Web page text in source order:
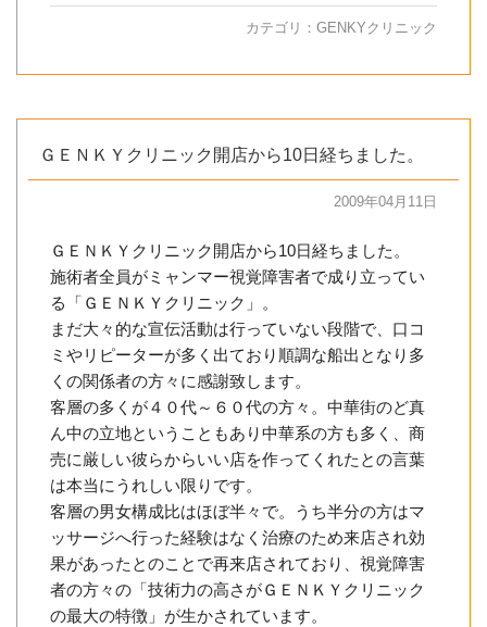
カテゴリ： GENKYクリニック
ＧＥＮＫＹクリニック開店から10日経ちました。
2009年04月11日
ＧＥＮＫＹクリニック開店から10日経ちました。
施術者全員がミャンマー視覚障害者で成り立ってい
る「ＧＥＮＫＹクリニック」。
まだ大々的な宣伝活動は行っていない段階で、口コ
ミやリピーターが多く出ており順調な船出となり多
くの関係者の方々に感謝致します。
客層の多くが４０代～６０代の方々。中華街のど真
ん中の立地ということもあり中華系の方も多く、商
売に厳しい彼らからいい店を作ってくれたとの言葉
は本当にうれしい限りです。
客層の男女構成比はほぼ半々で。うち半分の方はマ
ッサージへ行った経験はなく治療のため来店され効
果があったとのことで再来店されており、視覚障害
者の方々の「技術力の高さがＧＥＮＫＹクリニック
の最大の特徴」が生かされています。